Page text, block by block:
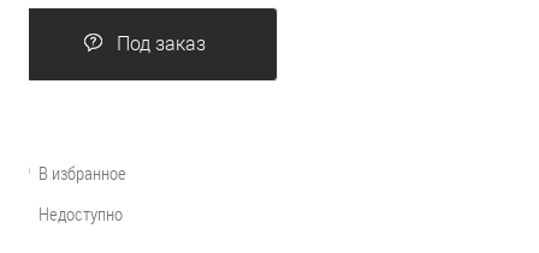
Под заказ
В избранное
Недоступно